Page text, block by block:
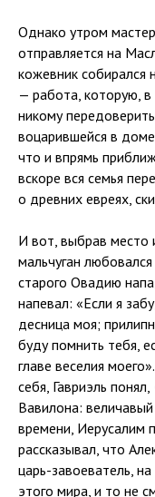
Однако утром
отправляется на
кожевник собирался
— работа, которую, в
никому
воцарившейся в
что и впрямь
вскоре вся семья
о древних евреях,
И вот, выбрав место
мальчуган
старого Овадию
напевал: «Если я
десница моя;
буду помнить тебя,
главе веселия
себя, Гавриэль понял,
Вавилона:
времени, Иерусалим
рассказывал, что
царь-завоеватель,
этого мира, и то не